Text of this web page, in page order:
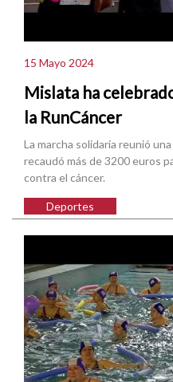
15 Mayo 2024
Mislata ha
la RunCáncer
La marcha solidaria reunió
recaudó más de 3200 euros
contra el cáncer.
Deportes